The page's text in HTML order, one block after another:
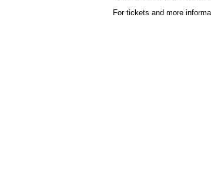
For tickets and more